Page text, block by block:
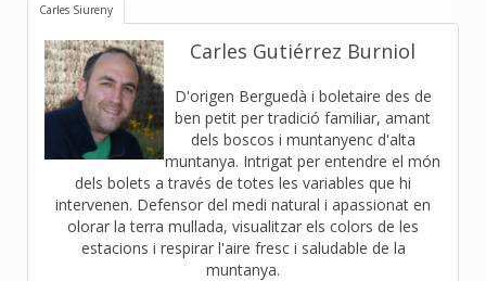
Carles Siureny
Carles Gutiérrez Burniol
D'origen Berguedà i boletaire des de
ben petit per tradició familiar, amant
dels boscos i muntanyenc d'alta
muntanya. Intrigat per entendre el món
dels bolets a través de totes les variables que hi
intervenen. Defensor del medi natural i apassionat en
olorar la terra mullada, visualitzar els colors de les
estacions i respirar l'aire fresc i saludable de la
muntanya.